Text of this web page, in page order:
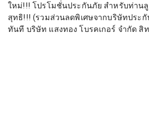
ใหม่!!! โปรโมชั่นประกันภัย สำหรับท่าน
สุทธิ!!! (รวมส่วนลดพิเศษจากบริษัทประ
ทันที บริษัท แสงทอง โบรคเกอร์ จำกัด สิ